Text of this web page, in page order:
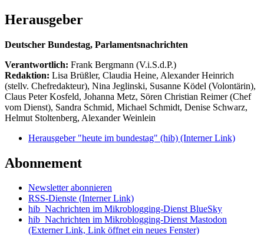
Herausgeber
Deutscher Bundestag, Parlamentsnachrichten
Verantwortlich: Frank Bergmann (V.i.S.d.P.)
Redaktion: Lisa Brüßler, Claudia Heine, Alexander Heinrich
(stellv. Chefredakteur), Nina Jeglinski, Susanne Ködel (Volontärin),
Claus Peter Kosfeld, Johanna Metz, Sören Christian Reimer (Chef
vom Dienst), Sandra Schmid, Michael Schmidt, Denise Schwarz,
Helmut Stoltenberg, Alexander Weinlein
Herausgeber "heute im bundestag" (hib) (Interner Link)
Abonnement
Newsletter abonnieren
RSS-Dienste (Interner Link)
hib_Nachrichten im Mikroblogging-Dienst BlueSky
hib_Nachrichten im Mikroblogging-Dienst Mastodon
(Externer Link, Link öffnet ein neues Fenster)